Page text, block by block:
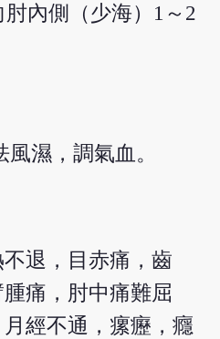
內側（少海）1～2
濕，調氣血。
退，目赤痛，齒
痛，肘中痛難屈
經不通，瘰癧，癮